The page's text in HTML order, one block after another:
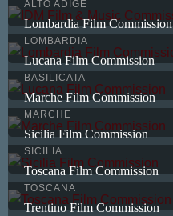
ALTO ADIGE
Lombardia Film Commission
LOMBARDIA
Lucana Film Commission
BASILICATA
Marche Film Commission
MARCHE
Sicilia Film Commission
SICILIA
Toscana Film Commission
TOSCANA
Trentino Film Commission